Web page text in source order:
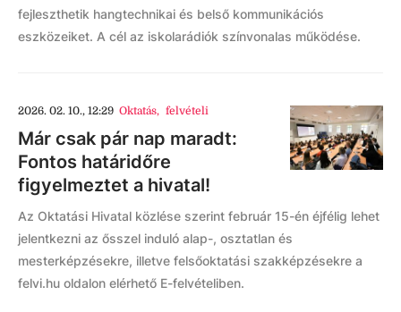
fejleszthetik hangtechnikai és belső kommunikációs
eszközeiket. A cél az iskolarádiók színvonalas működése.
2026. 02. 10., 12:29 Oktatás, felvételi
Már csak pár nap maradt:
Fontos határidőre
figyelmeztet a hivatal!
Az Oktatási Hivatal közlése szerint február 15-én éjfélig lehet
jelentkezni az ősszel induló alap-, osztatlan és
mesterképzésekre, illetve felsőoktatási szakképzésekre a
felvi.hu oldalon elérhető E-felvételiben.